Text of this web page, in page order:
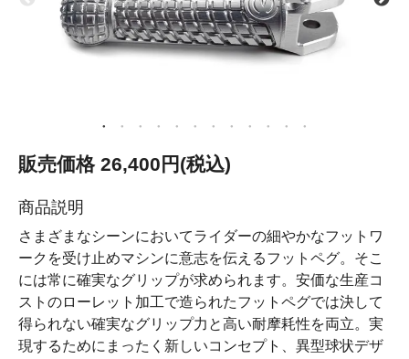
販売価格 26,400円(税込)
商品説明
さまざまなシーンにおいてライダーの細やかなフットワ
ークを受け止めマシンに意志を伝えるフットペグ。そこ
には常に確実なグリップが求められます。安価な生産コ
ストのローレット加工で造られたフットペグでは決して
得られない確実なグリップ力と高い耐摩耗性を両立。実
現するためにまったく新しいコンセプト、異型球状デザ